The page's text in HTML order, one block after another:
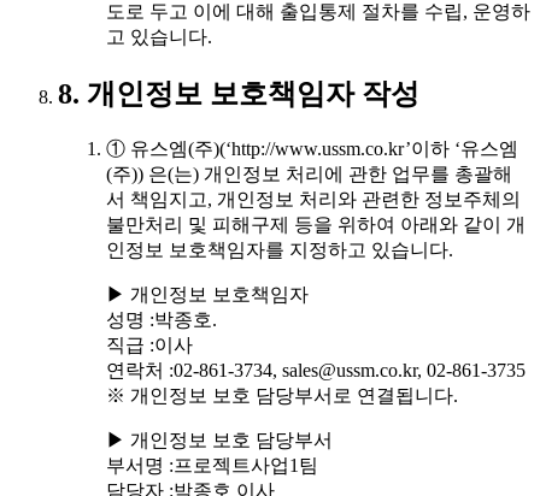
도로 두고 이에 대해 출입통제 절차를 수립, 운영하
고 있습니다.
8. 개인정보 보호책임자 작성
① 유스엠(주)(‘http://www.ussm.co.kr’이하 ‘유스엠
(주)) 은(는) 개인정보 처리에 관한 업무를 총괄해
서 책임지고, 개인정보 처리와 관련한 정보주체의
불만처리 및 피해구제 등을 위하여 아래와 같이 개
인정보 보호책임자를 지정하고 있습니다.
▶ 개인정보 보호책임자
성명 :박종호.
직급 :이사
연락처 :02-861-3734, sales@ussm.co.kr, 02-861-3735
※ 개인정보 보호 담당부서로 연결됩니다.
▶ 개인정보 보호 담당부서
부서명 :프로젝트사업1팀
담당자 :박종호 이사